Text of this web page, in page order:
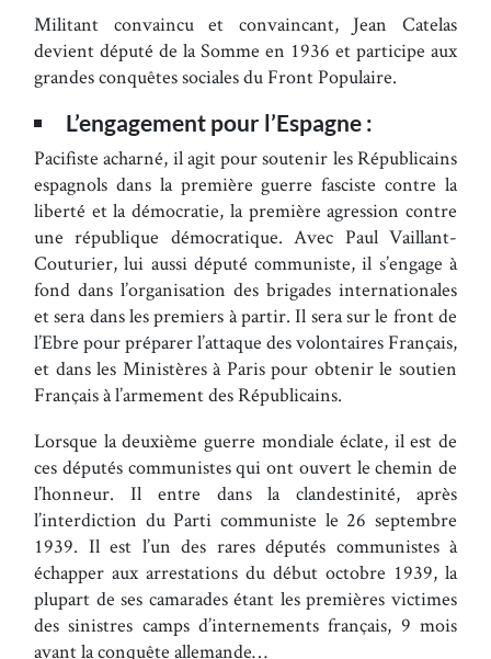
Militant convaincu et convaincant, Jean Catelas
devient député de la Somme en 1936 et participe aux
grandes conquêtes sociales du Front Populaire.
L’engagement pour l’Espagne :
Pacifiste acharné, il agit pour soutenir les Républicains
espagnols dans la première guerre fasciste contre la
liberté et la démocratie, la première agression contre
une république démocratique. Avec Paul Vaillant-
Couturier, lui aussi député communiste, il s’engage à
fond dans l’organisation des brigades internationales
et sera dans les premiers à partir. Il sera sur le front de
l’Ebre pour préparer l’attaque des volontaires Français,
et dans les Ministères à Paris pour obtenir le soutien
Français à l’armement des Républicains.
Lorsque la deuxième guerre mondiale éclate, il est de
ces députés communistes qui ont ouvert le chemin de
l’honneur. Il entre dans la clandestinité, après
l’interdiction du Parti communiste le 26 septembre
1939. Il est l’un des rares députés communistes à
échapper aux arrestations du début octobre 1939, la
plupart de ses camarades étant les premières victimes
des sinistres camps d’internements français, 9 mois
avant la conquête allemande…